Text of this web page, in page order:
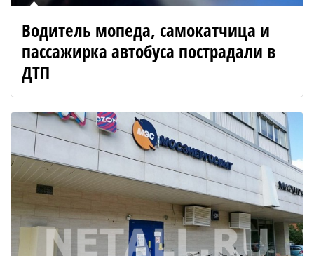
Водитель мопеда, самокатчица и
пассажирка автобуса пострадали в
ДТП